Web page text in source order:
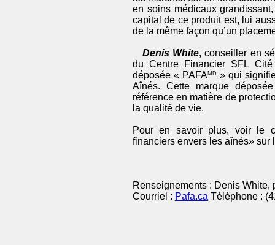
en soins médicaux
capital de ce produit est, lui
de la même façon qu’un
Denis White, conseiller en
du Centre Financier SFL
déposée « PAFAMD » qui
Aînés. Cette marque
référence en matière de
la qualité de vie.
Pour en savoir plus, voir le
financiers envers les aînés» sur
Renseignements : Denis White,
Courriel : Pafa.ca Téléphone :